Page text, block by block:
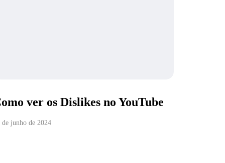
ver os Dislikes no YouTube
de junho de 2024